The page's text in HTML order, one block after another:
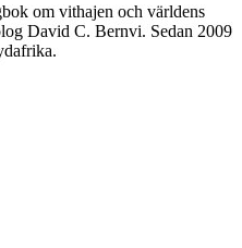
om vithajen och världens
David C. Bernvi. Sedan 2009